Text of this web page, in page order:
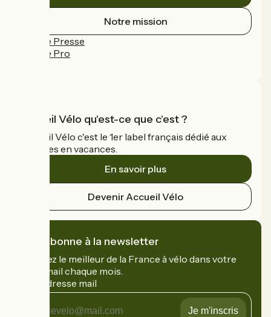
Notre mission
Espace Presse
Espace Pro
Accueil Vélo qu'est-ce que c'est ?
Accueil Vélo c'est le 1er label français dédié aux
cyclistes en vacances.
En savoir plus
Devenir Accueil Vélo
Je m'abonne à la newsletter
Recevez le meilleur de la France à vélo dans votre
boîte mail chaque mois.
Mon adresse mail